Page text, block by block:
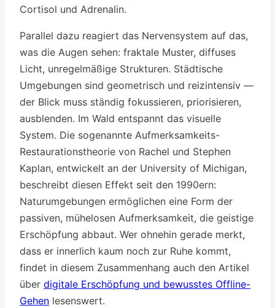
Cortisol und Adrenalin.
Parallel dazu reagiert das Nervensystem auf das,
was die Augen sehen: fraktale Muster, diffuses
Licht, unregelmäßige Strukturen. Städtische
Umgebungen sind geometrisch und reizintensiv —
der Blick muss ständig fokussieren, priorisieren,
ausblenden. Im Wald entspannt das visuelle
System. Die sogenannte Aufmerksamkeits-
Restaurationstheorie von Rachel und Stephen
Kaplan, entwickelt an der University of Michigan,
beschreibt diesen Effekt seit den 1990ern:
Naturumgebungen ermöglichen eine Form der
passiven, mühelosen Aufmerksamkeit, die geistige
Erschöpfung abbaut. Wer ohnehin gerade merkt,
dass er innerlich kaum noch zur Ruhe kommt,
findet in diesem Zusammenhang auch den Artikel
über digitale Erschöpfung und bewusstes Offline-
Gehen lesenswert.